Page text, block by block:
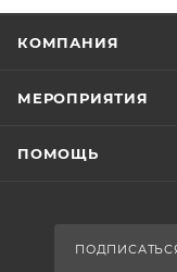
КОМПАНИЯ
МЕРОПРИЯТИЯ
ПОМОЩЬ